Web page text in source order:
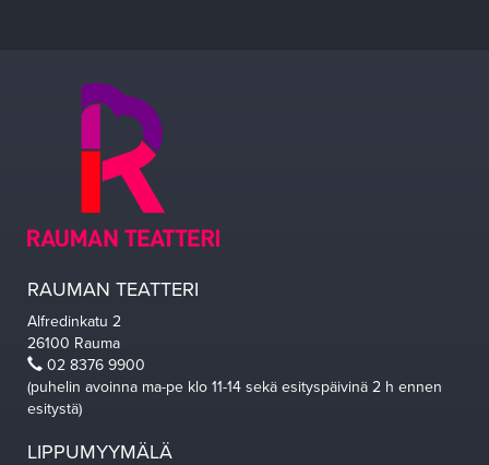
RAUMAN TEATTERI
Alfredinkatu 2
26100 Rauma
02 8376 9900
(puhelin avoinna ma-pe klo 11-14 sekä esityspäivinä 2 h ennen
esitystä)
LIPPUMYYMÄLÄ